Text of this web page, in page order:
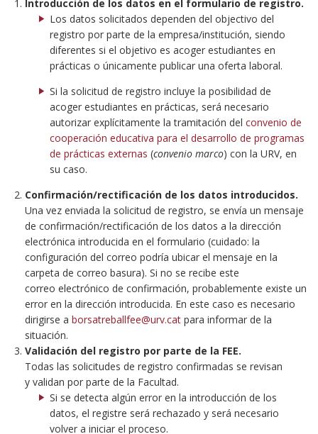
Introducción de los datos en el formulario de registro.
Los datos solicitados dependen del objectivo del
registro por parte de la empresa/institución, siendo
diferentes si el objetivo es acoger estudiantes en
prácticas o únicamente publicar una oferta laboral.
Si la solicitud de registro incluye la posibilidad de
acoger estudiantes en prácticas, será necesario
autorizar explícitamente la tramitación del convenio de
cooperación educativa para el desarrollo de programas
de prácticas externas (convenio marco) con la URV, en
su caso.
Confirmación/rectificación de los datos introducidos.
Una vez enviada la solicitud de registro, se envía un mensaje
de confirmación/rectificación de los datos a la dirección
electrónica introducida en el formulario (cuidado: la
configuración del correo podría ubicar el mensaje en la
carpeta de correo basura). Si no se recibe este
correo electrónico de confirmación, probablemente existe un
error en la dirección introducida. En este caso es necesario
dirigirse a borsatreballfee@urv.cat para informar de la
situación.
Validación del registro por parte de la FEE.
Todas las solicitudes de registro confirmadas se revisan
y validan por parte de la Facultad.
Si se detecta algún error en la introducción de los
datos, el registre será rechazado y será necesario
volver a iniciar el proceso.